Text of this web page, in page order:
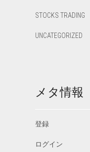
STOCKS TRADING
UNCATEGORIZED
メタ情報
登録
ログイン